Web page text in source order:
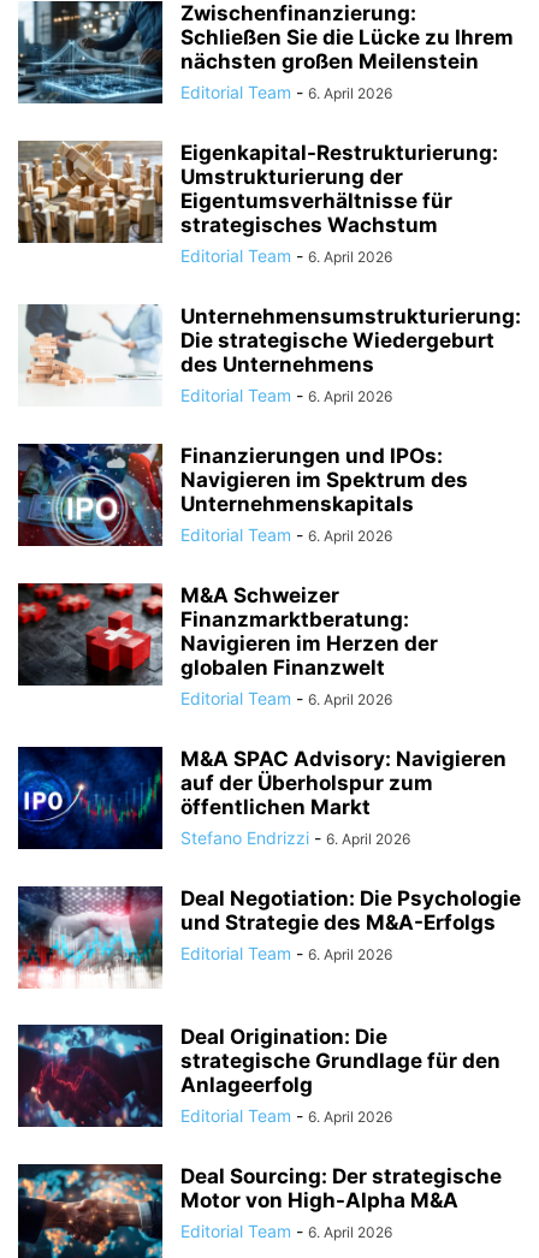
Zwischenfinanzierung:
Schließen Sie die Lücke zu Ihrem
nächsten großen Meilenstein
Editorial Team - 6. April 2026
Eigenkapital-Restrukturierung:
Umstrukturierung der
Eigentumsverhältnisse für
strategisches Wachstum
Editorial Team - 6. April 2026
Unternehmensumstrukturierung:
Die strategische Wiedergeburt
des Unternehmens
Editorial Team - 6. April 2026
Finanzierungen und IPOs:
Navigieren im Spektrum des
Unternehmenskapitals
Editorial Team - 6. April 2026
M&A Schweizer
Finanzmarktberatung:
Navigieren im Herzen der
globalen Finanzwelt
Editorial Team - 6. April 2026
M&A SPAC Advisory: Navigieren
auf der Überholspur zum
öffentlichen Markt
Stefano Endrizzi - 6. April 2026
Deal Negotiation: Die Psychologie
und Strategie des M&A-Erfolgs
Editorial Team - 6. April 2026
Deal Origination: Die
strategische Grundlage für den
Anlageerfolg
Editorial Team - 6. April 2026
Deal Sourcing: Der strategische
Motor von High-Alpha M&A
Editorial Team - 6. April 2026